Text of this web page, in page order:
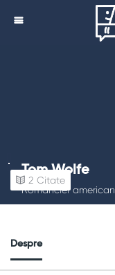
Tom Wolfe
Romancier american
2 Citate
Despre